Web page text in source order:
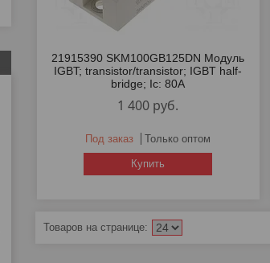
21915390 SKM100GB125DN Модуль
IGBT; transistor/transistor; IGBT half-
bridge; Ic: 80A
1 400 руб.
Под заказ Только оптом
Купить